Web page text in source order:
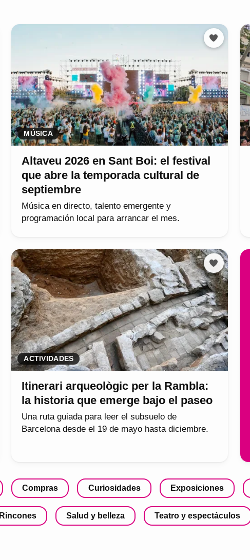
MÚSICA
Altaveu 2026 en Sant Boi: el festival
que abre la temporada cultural de
septiembre
Música en directo, talento emergente y
programación local para arrancar el mes.
ACTIVIDADES
Itinerari arqueològic per la Rambla:
la historia que emerge bajo el paseo
Una ruta guiada para leer el subsuelo de
Barcelona desde el 19 de mayo hasta diciembre.
Compras Curiosidades Exposiciones
Rincones Salud y belleza Teatro y espectáculos